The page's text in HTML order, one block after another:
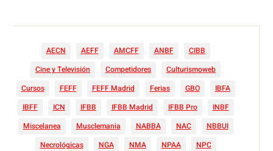
AECN AEFF AMCFF ANBF
CIBB
Cine y Televisión
Competidores
Culturismoweb
Cursos
FEFF FEFF Madrid Ferias GBO
IBFA
IBFF
ICN IFBB IFBB Madrid IFBB Pro
INBF
Miscelanea
Musclemania NABBA NAC
NBBUI
Necrológicas
NGA NMA NPAA
NPC